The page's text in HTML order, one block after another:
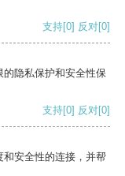
支持[0] 反对[0]
隐私保护和安全性保
支持[0] 反对[0]
安全性的连接，并帮